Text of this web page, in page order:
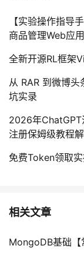
【实验操作指导
商品管理Web应用
全新开源RL框架
从 RAR 到微博
坑实录
2026年ChatGPT
注册保姆级教程
免费Token领取
相关文章
MongoDB基础【